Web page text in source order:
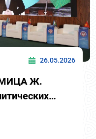
26.05.2026
МИЦА Ж.